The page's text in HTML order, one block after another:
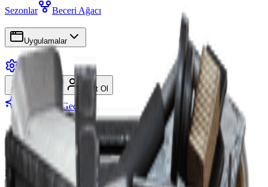
Sezonlar
Beceri Ağacı
Uygulamalar
Ayarlar
Kayıt Ol
Premium'a Geç
Grup Arayışı
Kaynaklar
Dil